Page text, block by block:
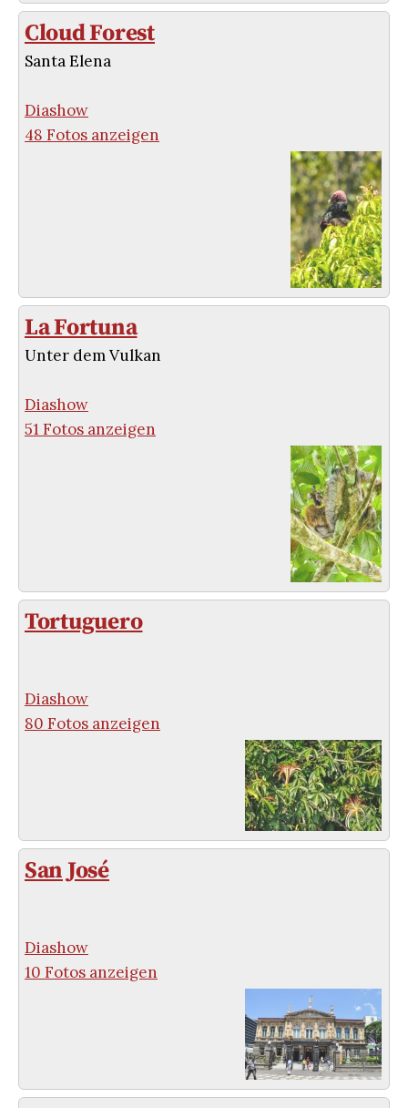
Cloud Forest
Santa Elena
Diashow
48 Fotos anzeigen
La Fortuna
Unter dem Vulkan
Diashow
51 Fotos anzeigen
Tortuguero
Diashow
80 Fotos anzeigen
San José
Diashow
10 Fotos anzeigen